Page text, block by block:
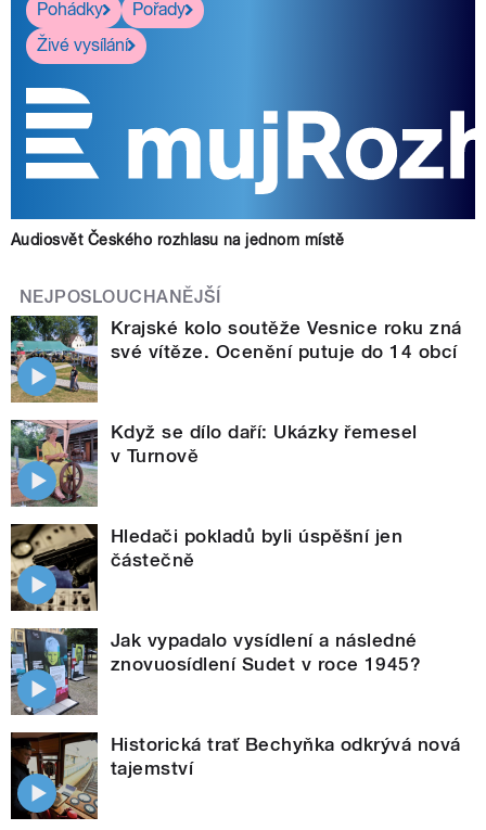
Pohádky
Pořady
Živé vysílání
Audiosvět Českého rozhlasu na jednom místě
NEJPOSLOUCHANĚJŠÍ
Krajské kolo soutěže Vesnice roku zná
své vítěze. Ocenění putuje do 14 obcí
Když se dílo daří: Ukázky řemesel
v Turnově
Hledači pokladů byli úspěšní jen
částečně
Jak vypadalo vysídlení a následné
znovuosídlení Sudet v roce 1945?
Historická trať Bechyňka odkrývá nová
tajemství